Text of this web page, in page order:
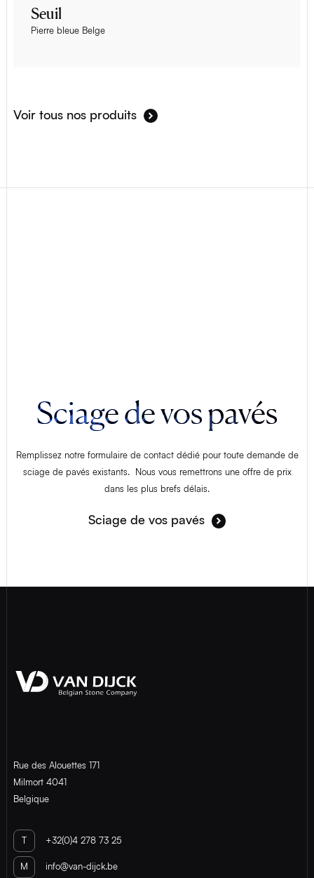
Seuil
Pierre bleue Belge
Voir tous nos produits
Sciage de vos pavés
Remplissez notre formulaire de contact dédié pour toute demande de
sciage de pavés existants. Nous vous remettrons une offre de prix
dans les plus brefs délais.
Sciage de vos pavés
Rue des Alouettes 171
Milmort 4041
Belgique
+32(0)4 278 73 25
M info@van-dijck.be